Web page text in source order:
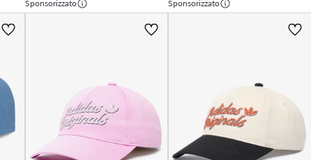
Sponsorizzato Sponsorizzato